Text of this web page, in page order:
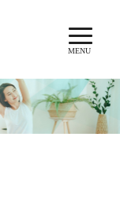
MENU